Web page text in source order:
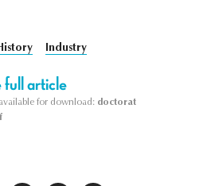
Industry
full article
available for download: doctorat